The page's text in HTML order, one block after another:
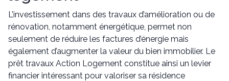
L’investissement dans des travaux d’amélioration ou de
rénovation, notamment énergétique, permet non
seulement de réduire les factures d’énergie mais
également d’augmenter la valeur du bien immobilier. Le
prêt travaux Action Logement constitue ainsi un levier
financier intéressant pour valoriser sa résidence